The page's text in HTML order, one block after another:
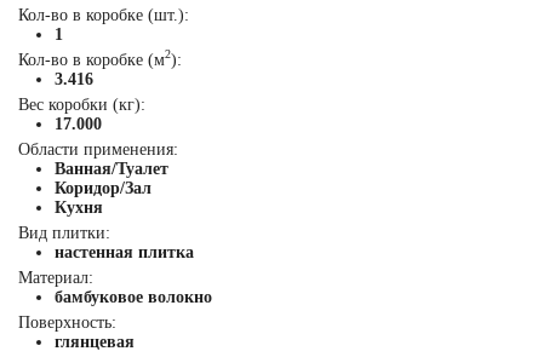
Кол-во в коробке (шт.):
1
Кол-во в коробке (м2):
3.416
Вес коробки (кг):
17.000
Области применения:
Ванная/Туалет
Коридор/Зал
Кухня
Вид плитки:
настенная плитка
Материал:
бамбуковое волокно
Поверхность:
глянцевая